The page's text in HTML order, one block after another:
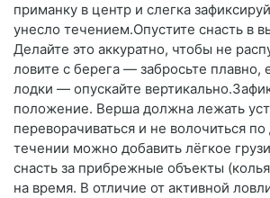
приманку в центр и слегка
унесло течением.Опустите снасть в
Делайте это аккуратно, чтобы не
ловите с берега — забросьте плавно,
лодки — опускайте
положение. Верша должна лежать
переворачиваться и не волочиться
течении можно добавить лёгкое
снасть за прибрежные объекты
на время. В отличие от активной